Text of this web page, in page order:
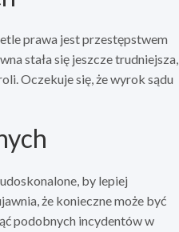
prawa jest przestępstwem
stała się jeszcze trudniejsza,
Oczekuje się, że wyrok sądu
by lepiej
że konieczne może być
podobnych incydentów w